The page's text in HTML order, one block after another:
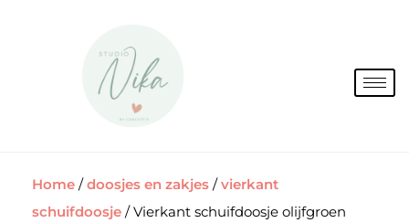
Home /doosjes en zakjes /vierkant
schuifdoosje / Vierkant schuifdoosje olijfgroen